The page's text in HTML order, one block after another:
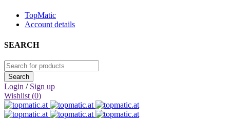
TopMatic
Account details
SEARCH
Login / Sign up
Wishlist (0)